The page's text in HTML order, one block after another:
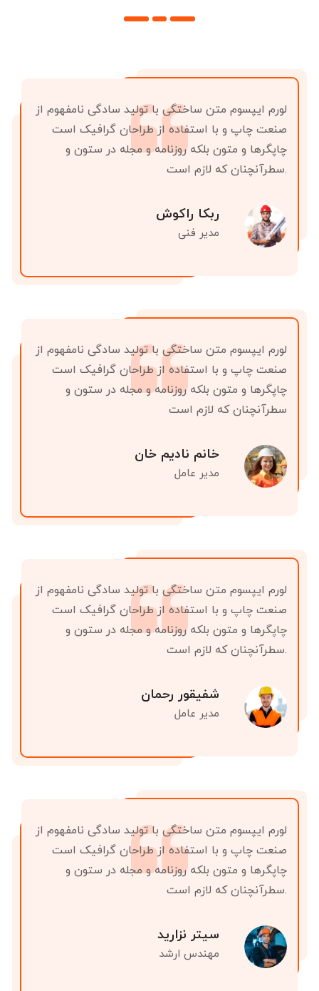
لورم ایپسوم متن ساختگی با تولید سادگی نامفهوم از
صنعت چاپ و با استفاده از طراحان گرافیک است
چاپگرها و متون بلکه روزنامه و مجله در ستون و
سطرآنچنان که لازم است.
ربکا راکوش
مدیر فنی
لورم ایپسوم متن ساختگی با تولید سادگی نامفهوم از
صنعت چاپ و با استفاده از طراحان گرافیک است
چاپگرها و متون بلکه روزنامه و مجله در ستون و
سطرآنچنان که لازم است
خانم نادیم خان
مدیر عامل
لورم ایپسوم متن ساختگی با تولید سادگی نامفهوم از
صنعت چاپ و با استفاده از طراحان گرافیک است
چاپگرها و متون بلکه روزنامه و مجله در ستون و
سطرآنچنان که لازم است.
شفیقور رحمان
مدیر عامل
لورم ایپسوم متن ساختگی با تولید سادگی نامفهوم از
صنعت چاپ و با استفاده از طراحان گرافیک است
چاپگرها و متون بلکه روزنامه و مجله در ستون و
سطرآنچنان که لازم است.
سیتر نزارید
مهندس ارشد